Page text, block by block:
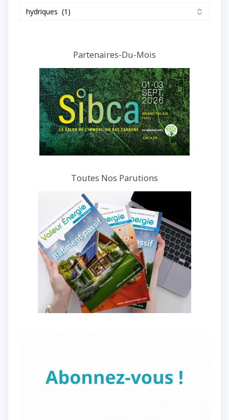
interviews
Partenaires-Du-Mois
Toutes Nos Parutions